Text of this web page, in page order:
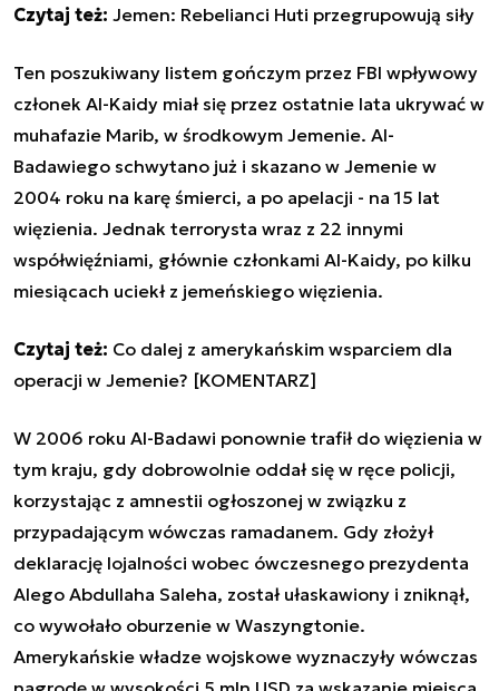
Czytaj też: Jemen: Rebelianci Huti przegrupowują siły
Ten poszukiwany listem gończym przez FBI wpływowy
członek Al-Kaidy miał się przez ostatnie lata ukrywać w
muhafazie Marib, w środkowym Jemenie. Al-
Badawiego schwytano już i skazano w Jemenie w
2004 roku na karę śmierci, a po apelacji - na 15 lat
więzienia. Jednak terrorysta wraz z 22 innymi
współwięźniami, głównie członkami Al-Kaidy, po kilku
miesiącach uciekł z jemeńskiego więzienia.
Czytaj też: Co dalej z amerykańskim wsparciem dla
operacji w Jemenie? [KOMENTARZ]
W 2006 roku Al-Badawi ponownie trafił do więzienia w
tym kraju, gdy dobrowolnie oddał się w ręce policji,
korzystając z amnestii ogłoszonej w związku z
przypadającym wówczas ramadanem. Gdy złożył
deklarację lojalności wobec ówczesnego prezydenta
Alego Abdullaha Saleha, został ułaskawiony i zniknął,
co wywołało oburzenie w Waszyngtonie.
Amerykańskie władze wojskowe wyznaczyły wówczas